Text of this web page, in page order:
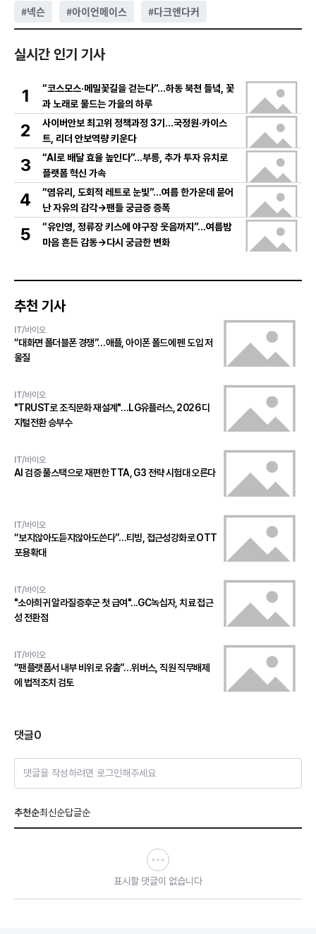
#넥슨 #아이언메이스 #다크앤다커
실시간 인기 기사
1
“코스모스·메밀꽃길을 걷는다”…하동 북천 들녘, 꽃
과 노래로 물드는 가을의 하루
2
사이버안보 최고위 정책과정 3기…국정원·카이스
트, 리더 안보역량 키운다
3
“AI로 배달 효율 높인다”…부릉, 추가 투자 유치로
플랫폼 혁신 가속
4
“염유리, 도회적 레트로 눈빛”…여름 한가운데 묻어
난 자유의 감각→팬들 궁금증 증폭
5
“유인영, 정류장 키스에 야구장 웃음까지”…여름밤
마음 흔든 감동→다시 궁금한 변화
추천 기사
IT/바이오
“대화면 폴더블폰 경쟁”…애플, 아이폰 폴드에 펜 도입 저
울질
IT/바이오
"TRUST로 조직문화 재설계"…LG유플러스, 2026 디
지털전환 승부수
IT/바이오
AI 검증 풀스택으로 재편한 TTA, G3 전략 시험대 오른다
IT/바이오
“보지않아도듣지않아도쓴다”…티빙, 접근성강화로 OTT
포용확대
IT/바이오
"소아희귀 알라질증후군 첫 급여"...GC녹십자, 치료 접근
성 전환점
IT/바이오
“팬플랫폼서 내부 비위로 유출”…위버스, 직원 직무배제
에 법적조치 검토
댓글0
댓글을 작성하려면 로그인해주세요
추천순최신순답글순
표시할 댓글이 없습니다